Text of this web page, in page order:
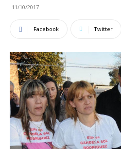
11/10/2017
Facebook Twitter